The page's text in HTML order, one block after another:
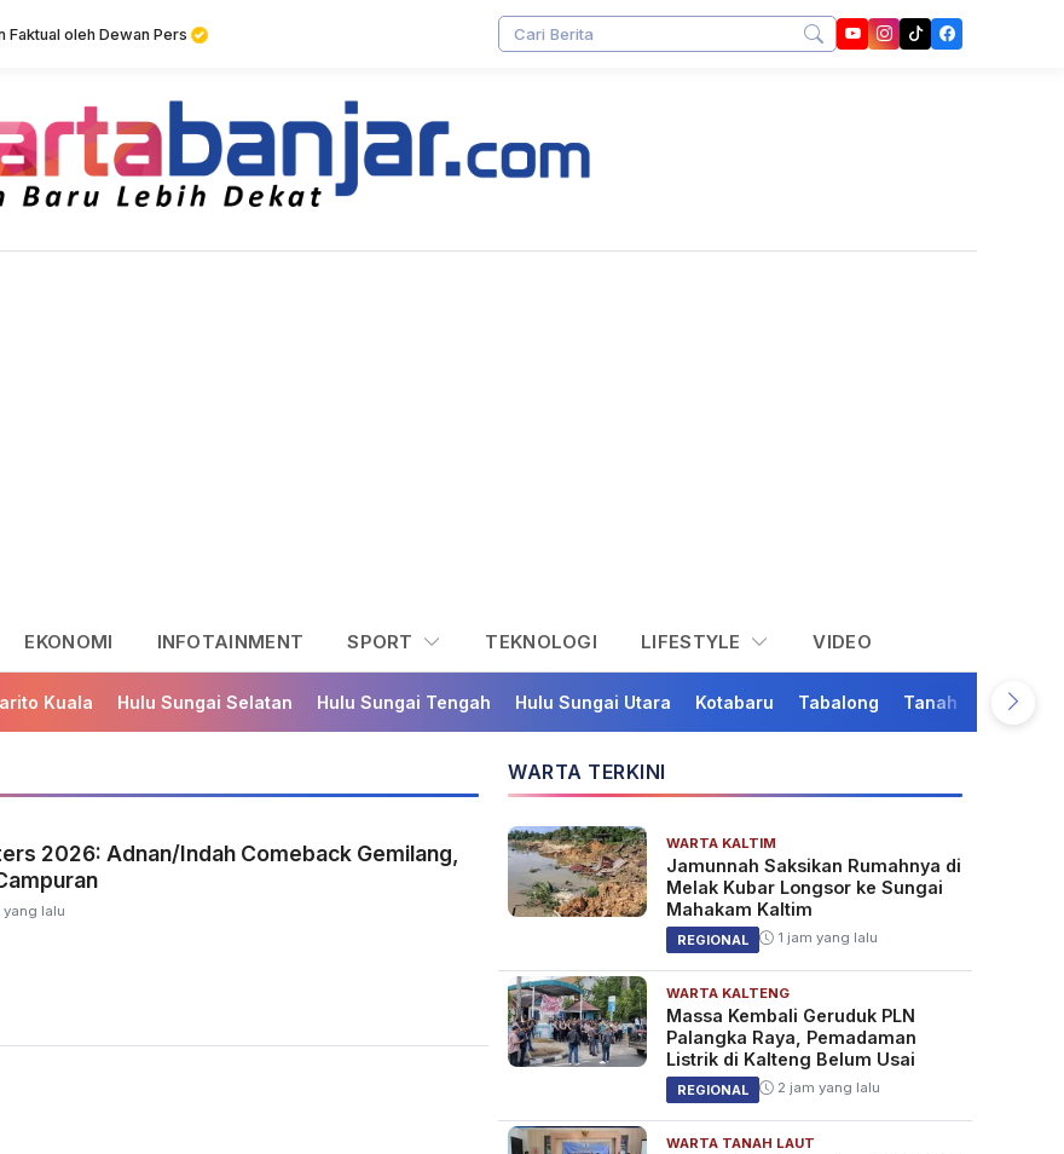
oleh Dewan Pers
EKONOMI INFOTAINMENT SPORT TEKNOLOGI LIFESTYLE VIDEO
Kuala Hulu Sungai Selatan Hulu Sungai Tengah Hulu Sungai Utara Kotabaru Tabalong Tanah Bumbu
2026: Adnan/Indah Comeback Gemilang,
lalu
WARTA TERKINI
WARTA KALTIM
Jamunnah Saksikan Rumahnya di
Melak Kubar Longsor ke Sungai
Mahakam Kaltim
REGIONAL 1 jam yang lalu
WARTA KALTENG
Massa Kembali Geruduk PLN
Palangka Raya, Pemadaman
Listrik di Kalteng Belum Usai
REGIONAL 2 jam yang lalu
WARTA TANAH LAUT